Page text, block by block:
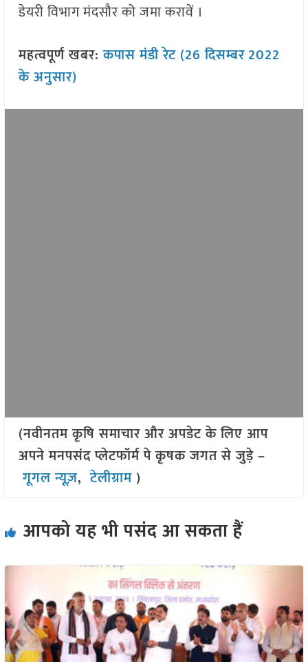
डेयरी विभाग मंदसौर को जमा करावें ।
महत्वपूर्ण खबर:कपास मंडी रेट (26 दिसम्बर2022
के अनुसार)
(नवीनतम कृषि समाचार और अपडेट के लिए आप
अपने मनपसंद प्लेटफॉर्म पे कृषक जगत से जुड़े –
गूगल न्यूज़,टेलीग्राम )
आपको यह भी पसंद आ सकता हैं